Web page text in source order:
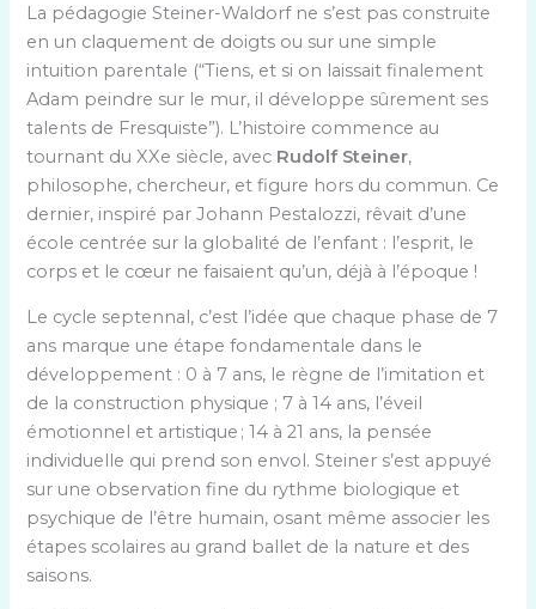
La pédagogie Steiner-Waldorf ne s’est pas construite
en un claquement de doigts ou sur une simple
intuition parentale (“Tiens, et si on laissait finalement
Adam peindre sur le mur, il développe sûrement ses
talents de Fresquiste”). L’histoire commence au
tournant du XXe siècle, avec Rudolf Steiner,
philosophe, chercheur, et figure hors du commun. Ce
dernier, inspiré par Johann Pestalozzi, rêvait d’une
école centrée sur la globalité de l’enfant : l’esprit, le
corps et le cœur ne faisaient qu’un, déjà à l’époque !
Le cycle septennal, c’est l’idée que chaque phase de 7
ans marque une étape fondamentale dans le
développement : 0 à 7 ans, le règne de l’imitation et
de la construction physique ; 7 à 14 ans, l’éveil
émotionnel et artistique ; 14 à 21 ans, la pensée
individuelle qui prend son envol. Steiner s’est appuyé
sur une observation fine du rythme biologique et
psychique de l’être humain, osant même associer les
étapes scolaires au grand ballet de la nature et des
saisons.